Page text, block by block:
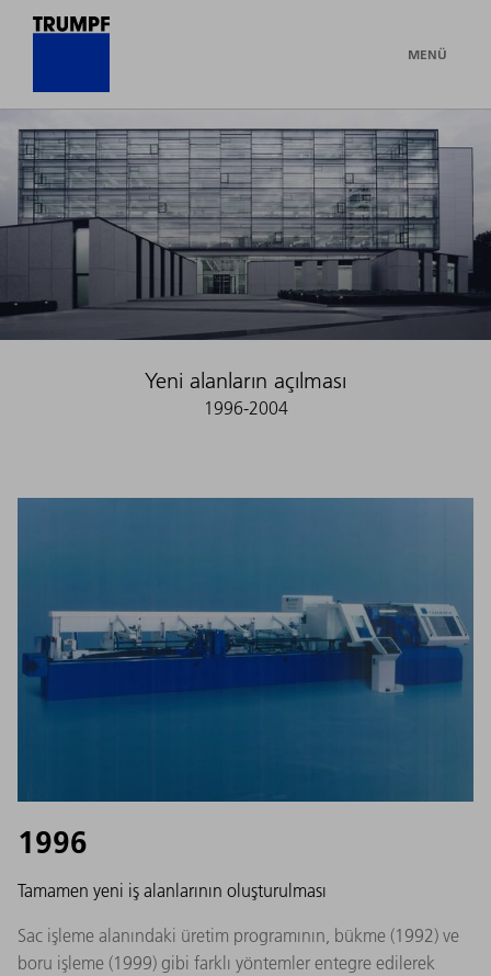
MENÜ
Yeni alanların açılması
1996-2004
1996
Tamamen yeni iş alanlarının oluşturulması
Sac işleme alanındaki üretim programının, bükme (1992) ve
boru işleme (1999) gibi farklı yöntemler entegre edilerek